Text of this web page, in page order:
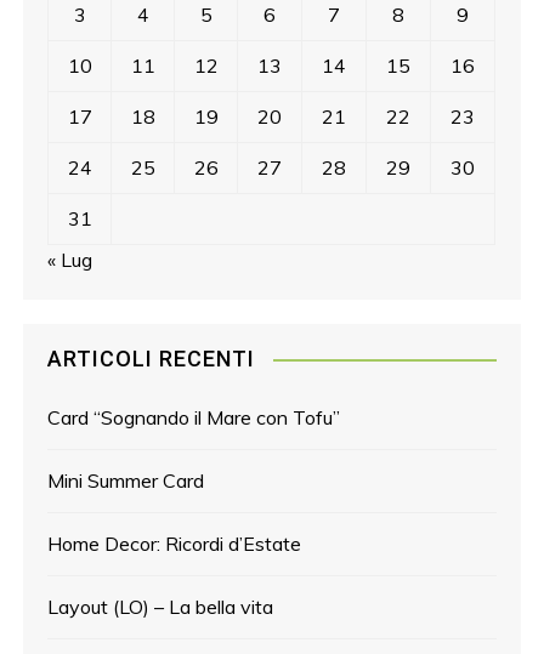
3 4 5 6 7 8 9
10 11 12 13 14 15 16
17 18 19 20 21 22 23
24 25 26 27 28 29 30
31
« Lug
ARTICOLI RECENTI
Card “Sognando il Mare con Tofu”
Mini Summer Card
Home Decor: Ricordi d’Estate
Layout (LO) – La bella vita